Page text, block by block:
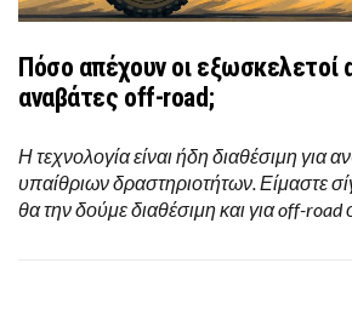
Πόσο απέχουν οι εξωσκελετοί
αναβάτες off-road;
Η τεχνολογία είναι ήδη διαθέσιμη για
υπαίθριων δραστηριοτήτων. Είμαστε
θα την δούμε διαθέσιμη και για off-